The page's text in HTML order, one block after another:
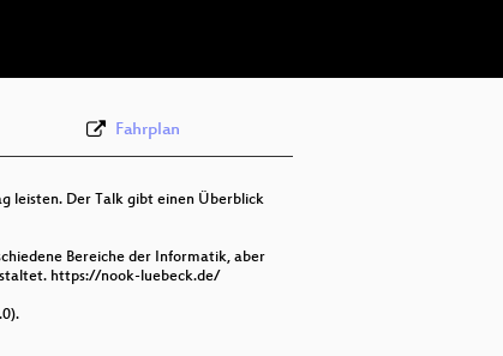
Fahrplan
leisten. Der Talk gibt einen Überblick
Bereiche der Informatik, aber
https://nook-luebeck.de/